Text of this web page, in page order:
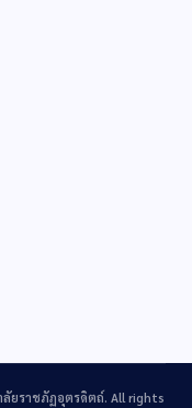
ยราชภัฏอุตรดิตถ์. All rights